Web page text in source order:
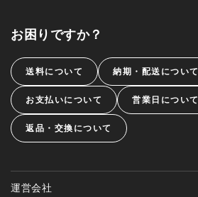
お困りですか？
送料について 納期・配送について
お支払いについて 営業日について
返品・交換について
運営会社